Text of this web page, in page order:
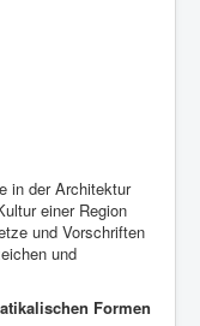
in der Architektur
einer Region
und Vorschriften
und
Formen